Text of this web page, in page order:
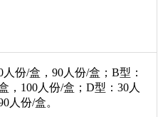
份/盒，90人份/盒；B型：
，100人份/盒；D型：30人
人份/盒。